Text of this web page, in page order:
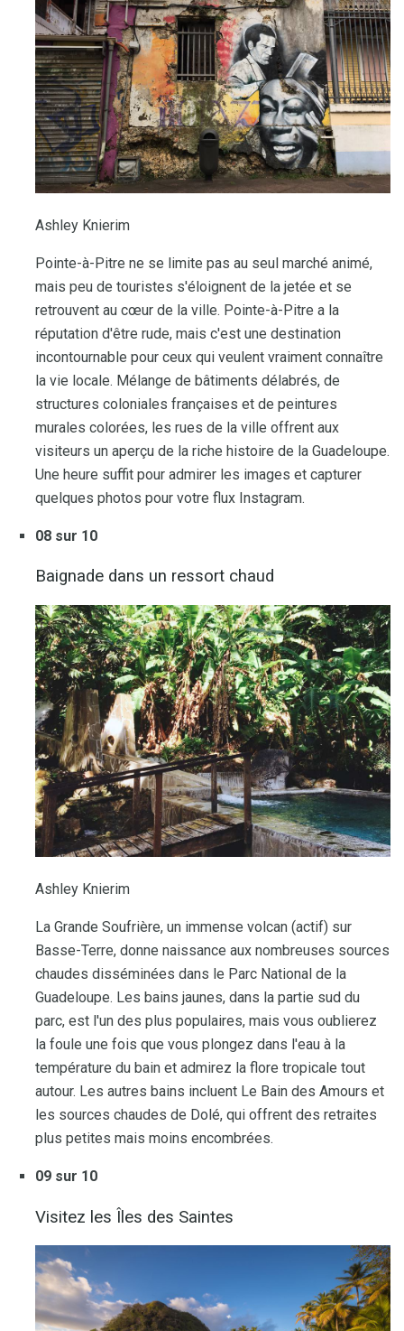
Ashley Knierim
Pointe-à-Pitre ne se limite pas au seul marché animé,
mais peu de touristes s'éloignent de la jetée et se
retrouvent au cœur de la ville. Pointe-à-Pitre a la
réputation d'être rude, mais c'est une destination
incontournable pour ceux qui veulent vraiment connaître
la vie locale. Mélange de bâtiments délabrés, de
structures coloniales françaises et de peintures
murales colorées, les rues de la ville offrent aux
visiteurs un aperçu de la riche histoire de la Guadeloupe.
Une heure suffit pour admirer les images et capturer
quelques photos pour votre flux Instagram.
08 sur 10
Baignade dans un ressort chaud
Ashley Knierim
La Grande Soufrière, un immense volcan (actif) sur
Basse-Terre, donne naissance aux nombreuses sources
chaudes disséminées dans le Parc National de la
Guadeloupe. Les bains jaunes, dans la partie sud du
parc, est l'un des plus populaires, mais vous oublierez
la foule une fois que vous plongez dans l'eau à la
température du bain et admirez la flore tropicale tout
autour. Les autres bains incluent Le Bain des Amours et
les sources chaudes de Dolé, qui offrent des retraites
plus petites mais moins encombrées.
09 sur 10
Visitez les Îles des Saintes